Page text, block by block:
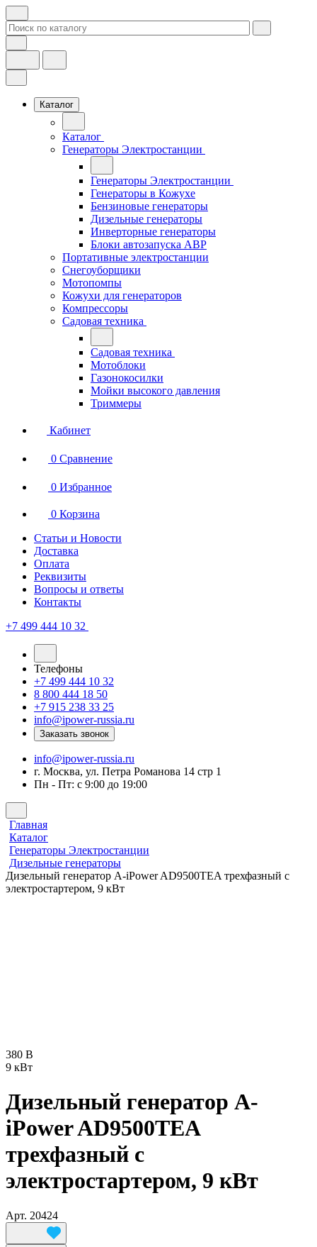
Каталог
Каталог
Генераторы Электростанции
Генераторы Электростанции
Генераторы в Кожухе
Бензиновые генераторы
Дизельные генераторы
Инверторные генераторы
Блоки автозапуска АВР
Портативные электростанции
Снегоуборщики
Мотопомпы
Кожухи для генераторов
Компрессоры
Садовая техника
Садовая техника
Мотоблоки
Газонокосилки
Мойки высокого давления
Триммеры
Кабинет
0 Сравнение
0 Избранное
0 Корзина
Статьи и Новости
Доставка
Оплата
Реквизиты
Вопросы и ответы
Контакты
+7 499 444 10 32
Телефоны
+7 499 444 10 32
8 800 444 18 50
+7 915 238 33 25
info@ipower-russia.ru
Заказать звонок
info@ipower-russia.ru
г. Москва, ул. Петра Романова 14 стр 1
Пн - Пт: с 9:00 до 19:00
Главная
Каталог
Генераторы Электростанции
Дизельные генераторы
Дизельный генератор A-iPower AD9500TEA трехфазный с
электростартером, 9 кВт
380 В
9 кВт
Дизельный генератор A-
iPower AD9500TEA
трехфазный с
электростартером, 9 кВт
Арт. 20424